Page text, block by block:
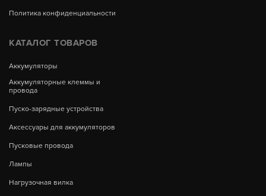
Политика конфиденциальности
КАТАЛОГ ТОВАРОВ
Аккумуляторы
Аккумуляторные клеммы и
провода
Пуско-зарядные устройства
Аксессуары для аккумуляторов
Пусковые провода
Лампы
Нагрузочная вилка